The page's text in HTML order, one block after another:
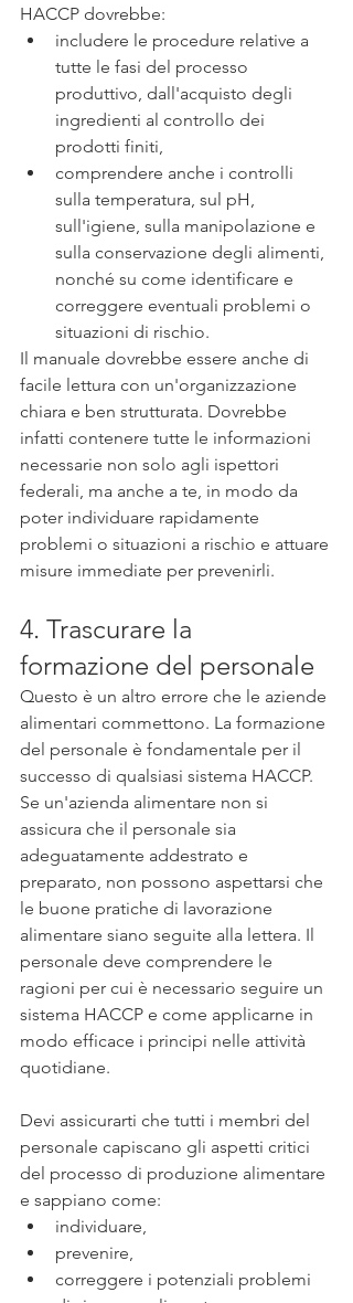
HACCP dovrebbe:
includere le procedure relative a
tutte le fasi del processo
produttivo, dall'acquisto degli
ingredienti al controllo dei
prodotti finiti,
comprendere anche i controlli
sulla temperatura, sul pH,
sull'igiene, sulla manipolazione e
sulla conservazione degli alimenti,
nonché su come identificare e
correggere eventuali problemi o
situazioni di rischio.
Il manuale dovrebbe essere anche di
facile lettura con un'organizzazione
chiara e ben strutturata. Dovrebbe
infatti contenere tutte le informazioni
necessarie non solo agli ispettori
federali, ma anche a te, in modo da
poter individuare rapidamente
problemi o situazioni a rischio e attuare
misure immediate per prevenirli.
4. Trascurare la
formazione del personale
Questo è un altro errore che le aziende
alimentari commettono. La formazione
del personale è fondamentale per il
successo di qualsiasi sistema HACCP.
Se un'azienda alimentare non si
assicura che il personale sia
adeguatamente addestrato e
preparato, non possono aspettarsi che
le buone pratiche di lavorazione
alimentare siano seguite alla lettera. Il
personale deve comprendere le
ragioni per cui è necessario seguire un
sistema HACCP e come applicarne in
modo efficace i principi nelle attività
quotidiane.
Devi assicurarti che tutti i membri del
personale capiscano gli aspetti critici
del processo di produzione alimentare
e sappiano come:
individuare,
prevenire,
correggere i potenziali problemi